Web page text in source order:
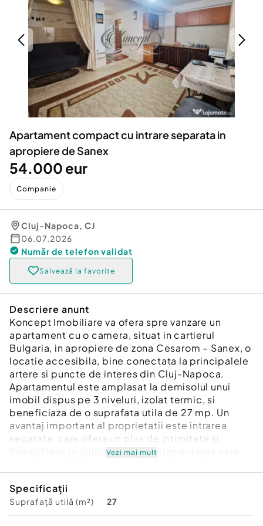
Servicii
Animale de companie
Afaceri și echipamente profesionale
Inchiriere Bunuri si Vehicule
Utilaje agricole si industriale
Piese auto si accesorii
Dacia Duster
Apartament compact cu intrare separata in
apropiere de Sanex
54.000 eur
Companie
Cluj-Napoca, CJ
06.07.2026
Număr de telefon validat
Salvează la favorite
Descriere anunt
Koncept Imobiliare va ofera spre vanzare un
apartament cu o camera, situat in cartierul
Bulgaria, in apropiere de zona Cesarom – Sanex, o
locatie accesibila, bine conectata la principalele
artere si puncte de interes din Cluj-Napoca.
Apartamentul este amplasat la demisolul unui
imobil dispus pe 3 niveluri, izolat termic, si
beneficiaza de o suprafata utila de 27 mp. Un
avantaj important al proprietatii este intrarea
separata, care ofera un plus de intimitate si
flexibilitate in utilizare. Compartimentarea este
si baie. Locuinta este dotata cu centrala termica
proprie si incalzire prin calorifere, asigurand
confort termic si control asupra costurilor.
Vezi mai mult
Specificații
Suprafață utilă (m²) 27